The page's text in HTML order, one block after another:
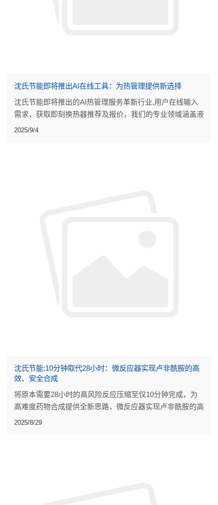
沈氏节能即将推出AI在线工具：为热管理提供新选择
沈氏节能即将推出的AI热管理服务革新行业,用户在线输入
需求，获取即刻换热器推荐及报价，我们的专业领域涵盖液
化天然气系统、氢能、航空、电力、微化工和发动机。
2025/9/4
沈氏节能:10分钟取代28小时：微反应器实现卢非酰胺的高
效、安全合成
将原本需要28小时的高风险反应压缩至仅10分钟完成，为
高难度药物合成提供全新思路，微反应器实现卢非酰胺的高
效、安全合成
2025/8/29